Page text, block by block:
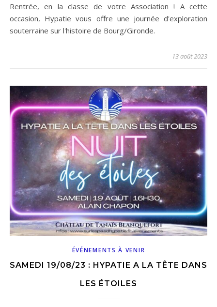
Rentrée, en la classe de votre Association ! A cette
occasion, Hypatie vous offre une journée d'exploration
souterraine sur l'histoire de Bourg/Gironde.
13 août 2023
ÉVÉNEMENTS À VENIR
SAMEDI 19/08/23 : HYPATIE A LA TÊTE DANS
LES ÉTOILES